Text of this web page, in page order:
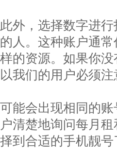
此外，选择数字进
的人。这种账户通
样的资源。如果你
以我们的用户必须注
可能会出现相同的
户清楚地询问每月
择到合适的手机靓号